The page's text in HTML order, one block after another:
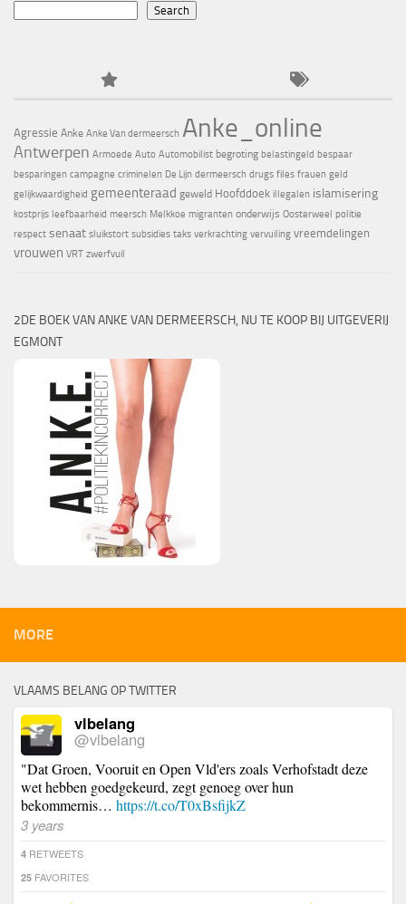
Search
Agressie Anke Anke Van dermeersch Anke_online
Antwerpen Armoede Auto Automobilist begroting belastingeld bespaar
besparingen campagne criminelen De Lijn dermeersch drugs files frauen geld
gelijkwaardigheid gemeenteraad geweld Hoofddoek illegalen islamisering
kostprijs leefbaarheid meersch Melkkoe migranten onderwijs Oosterweel politie
respect senaat sluikstort subsidies taks verkrachting vervuiling vreemdelingen
vrouwen VRT zwerfvuil
2DE BOEK VAN ANKE VAN DERMEERSCH, NU TE KOOP BIJ UITGEVERIJ
EGMONT
MORE
VLAAMS BELANG OP TWITTER
vlbelang
@vlbelang
"Dat Groen, Vooruit en Open Vld'ers zoals Verhofstadt deze
wet hebben goedgekeurd, zegt genoeg over hun
bekommernis… https://t.co/T0xBsfijkZ
3 years
4 RETWEETS
25 FAVORITES